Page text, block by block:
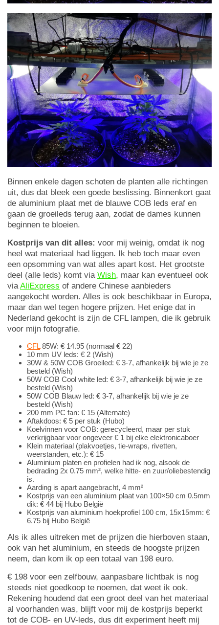
Binnen enkele dagen schoten de planten alle richtingen
uit, dus dat bleek een goede beslissing. Binnenkort gaat
de aluminium plaat met de blauwe COB leds eraf en
gaan de groeileds terug aan, zodat de dames kunnen
beginnen te bloeien.
Kostprijs van dit alles: voor mij weinig, omdat ik nog
heel wat materiaal had liggen. Ik heb toch maar even
een opsomming van wat alles apart kost. Het grootste
deel (alle leds) komt via Wish, maar kan eventueel ook
viaAliExpress of andere Chinese aanbieders
aangekocht worden. Alles is ook beschikbaar in Europa,
maar dan wel tegen hogere prijzen. Het enige dat in
Nederland gekocht is zijn de CFL lampen, die ik gebruik
voor mijn fotografie.
CFL85W: € 14.95 (normaal € 22)
10 mm UV leds: € 2 (Wish)
30W & 50W COB Groeiled: € 3-7, afhankelijk bij wie je ze
besteld (Wish)
50W COB Cool white led: € 3-7, afhankelijk bij wie je ze
besteld (Wish)
50W COB Blauw led: € 3-7, afhankelijk bij wie je ze
besteld (Wish)
200 mm PC fan: € 15 (Alternate)
Aftakdoos: € 5 per stuk (Hubo)
Koelvinnen voor COB: gerecycleerd, maar per stuk
verkrijgbaar voor ongeveer € 1 bij elke elektronicaboer
Klein materiaal (plakvoetjes, tie-wraps, rivetten,
weerstanden, etc.): € 15
Aluminium platen en profielen had ik nog, alsook de
bedrading 2x 0.75 mm², welke hitte- en zuur/oliebestendig
is.
Aarding is apart aangebracht, 4 mm²
Kostprijs van een aluminium plaat van 100×50 cm 0.5mm
dik: € 44 bij Hubo België
Kostprijs van aluminium hoekprofiel 100 cm, 15x15mm: €
6.75 bij Hubo België
Als ik alles uitreken met de prijzen die hierboven staan,
ook van het aluminium, en steeds de hoogste prijzen
neem, dan kom ik op een totaal van 198 euro.
€ 198 voor een zelfbouw, aanpasbare lichtbak is nog
steeds niet goedkoop te noemen, dat weet ik ook.
Rekening houdend dat een groot deel van het materiaal
al voorhanden was, blijft voor mij de kostprijs beperkt
tot de COB- en UV-leds, dus dit experiment heeft mij